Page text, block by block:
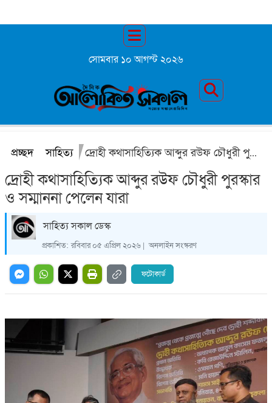
সোমবার ১০ আগস্ট ২০২৬
প্রচ্ছদ সাহিত্য দ্রোহী কথাসাহিত্যিক আব্দুর রউফ চৌধুরী পুরস্কার ও সম্মাননা পেলেন যারা
দ্রোহী কথাসাহিত্যিক আব্দুর রউফ চৌধুরী পুরস্কার
ও সম্মাননা পেলেন যারা
সাহিত্য সকাল ডেস্ক
প্রকাশিত: রবিবার ০৫ এপ্রিল ২০২৬ | অনলাইন সংস্করণ
ফটোকার্ড